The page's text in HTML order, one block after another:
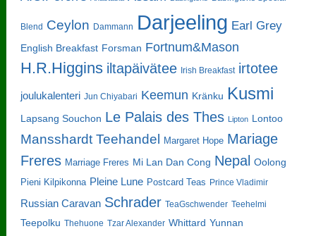
Blend Ceylon Dammann Darjeeling Earl Grey
English Breakfast Forsman Fortnum&Mason
H.R.Higgins iltapäivätee Irish Breakfast irtotee
joulukalenteri Jun Chiyabari Keemun Kränku Kusmi
Lapsang Souchon Le Palais des Thes Lipton Lontoo
Mansshardt Teehandel Margaret Hope Mariage
Freres Marriage Freres Mi Lan Dan Cong Nepal Oolong
Pieni Kilpikonna Pleine Lune Postcard Teas Prince Vladimir
Russian Caravan Schrader TeaGschwender Teehelmi
Teepolku Thehuone Tzar Alexander Whittard Yunnan